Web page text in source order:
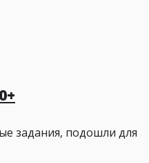
задания, подошли для